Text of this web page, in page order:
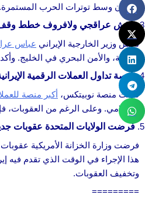
طهران وسط توترات الحرب المستمرة.
ناقش عراقجي ولافروف خطط وقف
ناقش وزير الخارجية الإيراني عباس
النووية، والأمن البحري في الخليج.
منصة تداول العملات الرقمية
قامت منصة نوبيتكس، أكبر منصة
الإسلامي. وعلى الرغم من العقوبات،
فرضت الولايات المتحدة عقوبات
فرضت وزارة الخزانة الأمريكية
هذا الإجراء في الوقت الذي تقدم فيه
وتخفيف العقوبات.
=========